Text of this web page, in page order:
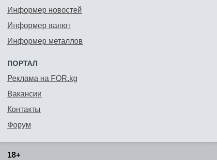
Информер новостей
Информер валют
Информер металлов
ПОРТАЛ
Реклама на FOR.kg
Вакансии
Контакты
Форум
18+